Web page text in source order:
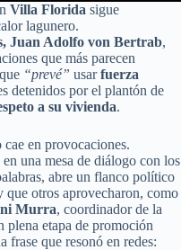
Villa Florida sigue
lagunero.
Juan Adolfo von Bertrab,
que más parecen
“prevé” usarfuerza
detenidos por el plantón de
a su vivienda.
en provocaciones.
una mesa de diálogo con los
abre un flanco político
otros aprovecharon, como
Murra, coordinador de la
plena etapa de promoción
frase que resonó en redes: